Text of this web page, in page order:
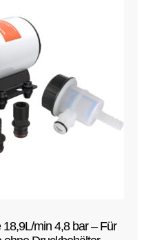
min 4,8 bar – Für